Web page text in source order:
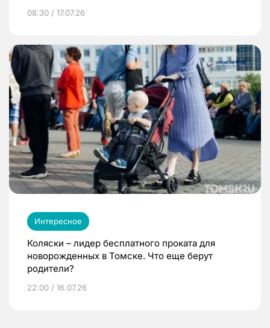
08:30 / 17.07.26
Интересное
Коляски – лидер бесплатного проката для
новорожденных в Томске. Что еще берут
родители?
22:00 / 16.07.26